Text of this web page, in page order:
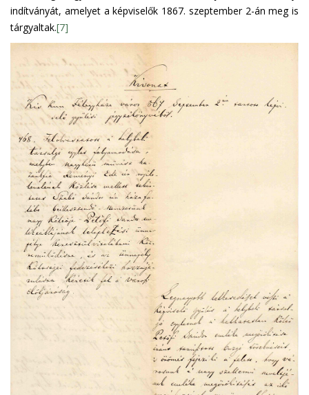
indítványát, amelyet a képviselők 1867. szeptember 2-án meg is
tárgyaltak.[7]